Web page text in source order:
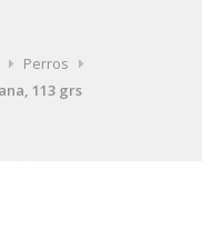
Perros
113 grs